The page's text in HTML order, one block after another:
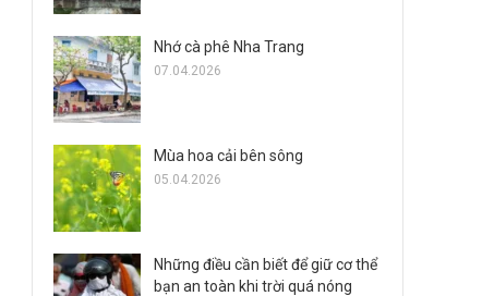
Nhớ cà phê Nha Trang
07.04.2026
Mùa hoa cải bên sông
05.04.2026
Những điều cần biết để giữ cơ thể
bạn an toàn khi trời quá nóng